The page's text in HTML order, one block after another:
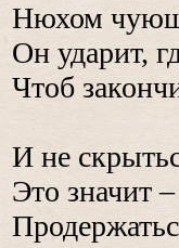
Нюхом
Он ударит,
Чтоб
И не
Это значит